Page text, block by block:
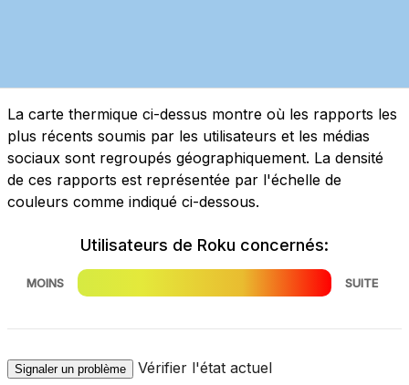
La carte thermique ci-dessus montre où les rapports les
plus récents soumis par les utilisateurs et les médias
sociaux sont regroupés géographiquement. La densité
de ces rapports est représentée par l'échelle de
couleurs comme indiqué ci-dessous.
Utilisateurs de Roku concernés:
MOINS SUITE
Signaler un problème Vérifier l'état actuel